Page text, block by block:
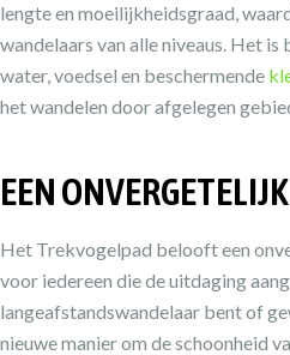
lengte en moeilijkheidsgraad,
wandelaars van alle niveaus. Het
water, voedsel en beschermende
het wandelen door afgelegen
EEN
Het Trekvogelpad belooft een
voor iedereen die de uitdaging
langeafstandswandelaar bent of
nieuwe manier om de schoonheid